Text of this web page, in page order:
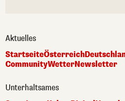
Aktuelles
StartseiteÖsterreich
CommunityWetterNewsletter
Unterhaltsames